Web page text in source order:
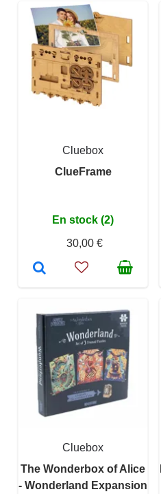
Cluebox
ClueFrame
En stock (2)
30,00 €
Cluebox
The Wonderbox of Alice
- Wonderland Expansion